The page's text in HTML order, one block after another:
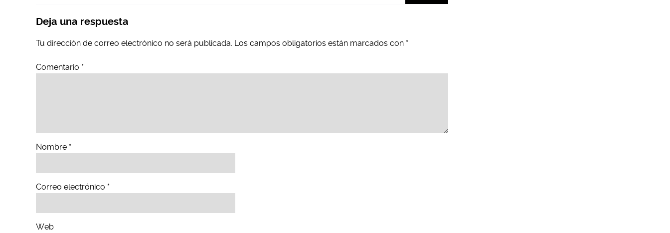
Deja una respuesta
Tu dirección de correo electrónico no será publicada. Los campos obligatorios están marcados con *
Comentario *
Nombre *
Correo electrónico *
Web